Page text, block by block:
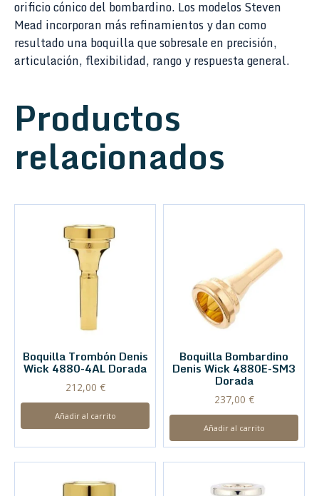
orificio cónico del bombardino. Los modelos Steven
Mead incorporan más refinamientos y dan como
resultado una boquilla que sobresale en precisión,
articulación, flexibilidad, rango y respuesta general.
Productos
relacionados
Boquilla Trombón Denis
Wick 4880-4AL Dorada
212,00 €
Añadir al carrito
Boquilla Bombardino
Denis Wick 4880E-SM3
Dorada
237,00 €
Añadir al carrito